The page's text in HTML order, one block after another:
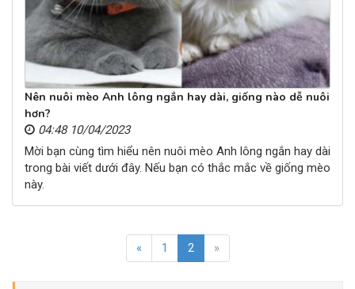
Nên nuôi mèo Anh lông ngắn hay dài, giống nào dễ nuôi
hơn?
04:48 10/04/2023
Mời bạn cùng tìm hiểu nên nuôi mèo Anh lông ngắn hay dài
trong bài viết dưới đây. Nếu bạn có thắc mắc về giống mèo
này.
« 1 2 »